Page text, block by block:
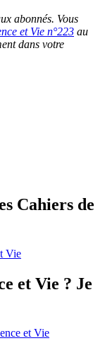
abonnés. Vous
et Vie n°223 au
dans votre
Cahiers de
Vie
et Vie ? Je
et Vie